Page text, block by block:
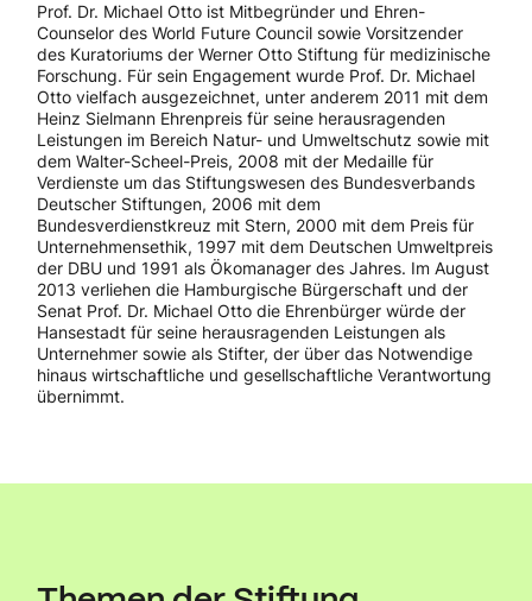
Prof. Dr. Michael Otto ist Mitbegründer und Ehren-
Counselor des World Future Council sowie Vorsitzender
des Kuratoriums der Werner Otto Stiftung für medizinische
Forschung. Für sein Engagement wurde Prof. Dr. Michael
Otto vielfach ausgezeichnet, unter anderem 2011 mit dem
Heinz Sielmann Ehrenpreis für seine herausragenden
Leistungen im Bereich Natur- und Umweltschutz sowie mit
dem Walter-Scheel-Preis, 2008 mit der Medaille für
Verdienste um das Stiftungswesen des Bundesverbands
Deutscher Stiftungen, 2006 mit dem
Bundesverdienstkreuz mit Stern, 2000 mit dem Preis für
Unternehmensethik, 1997 mit dem Deutschen Umweltpreis
der DBU und 1991 als Ökomanager des Jahres. Im August
2013 verliehen die Hamburgische Bürgerschaft und der
Senat Prof. Dr. Michael Otto die Ehrenbürger würde der
Hansestadt für seine herausragenden Leistungen als
Unternehmer sowie als Stifter, der über das Notwendige
hinaus wirtschaftliche und gesellschaftliche Verantwortung
übernimmt.